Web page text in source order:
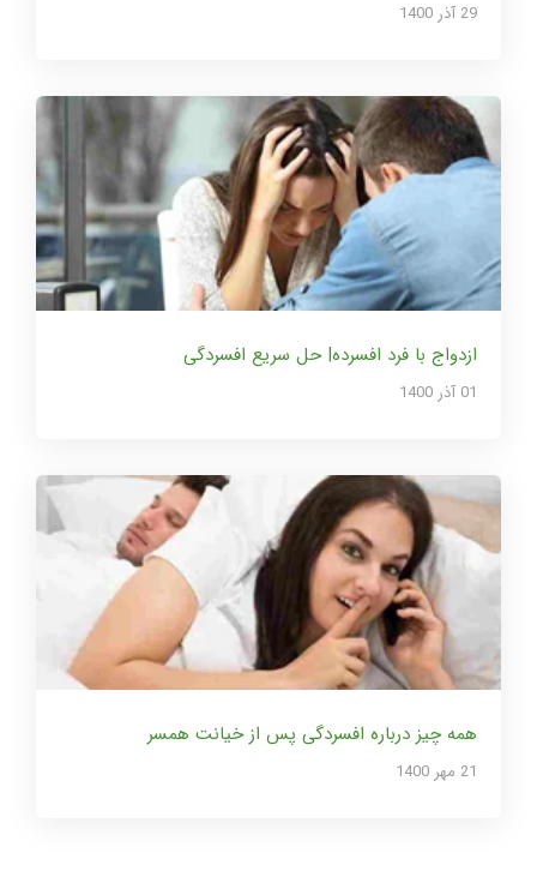
29 آذر 1400
ازدواج با فرد افسرده| حل سریع افسردگی
01 آذر 1400
همه چیز درباره افسردگی پس از خیانت همسر
21 مهر 1400